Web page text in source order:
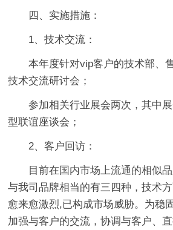
四、实施措施：
1、技术交流：
本年度针对vip客户的技术部、
技术交流研讨会；
参加相关行业展会两次，其中
型联谊座谈会；
2、客户回访：
目前在国内市场上流通的相似
与我司品牌相当的有三四种，技术
愈来愈激烈,已构成市场威胁。为稳
加强与客户的交流，协调与客户、